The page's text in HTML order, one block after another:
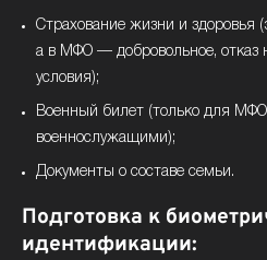
Страхование жизни и здоровья
а в МФО — добровольное, отказ
условия);
Военный билет (только для
военнослужащими);
Документы о составе семьи.
Подготовка к
идентификации: